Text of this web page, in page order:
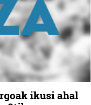
ikusi ahal